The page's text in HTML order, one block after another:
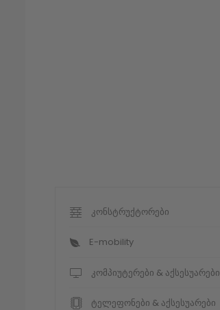
კონსტრუქტორები
E-mobility
კომპიუტერები & აქსესუარები
ტელეფონები & აქსესუარები